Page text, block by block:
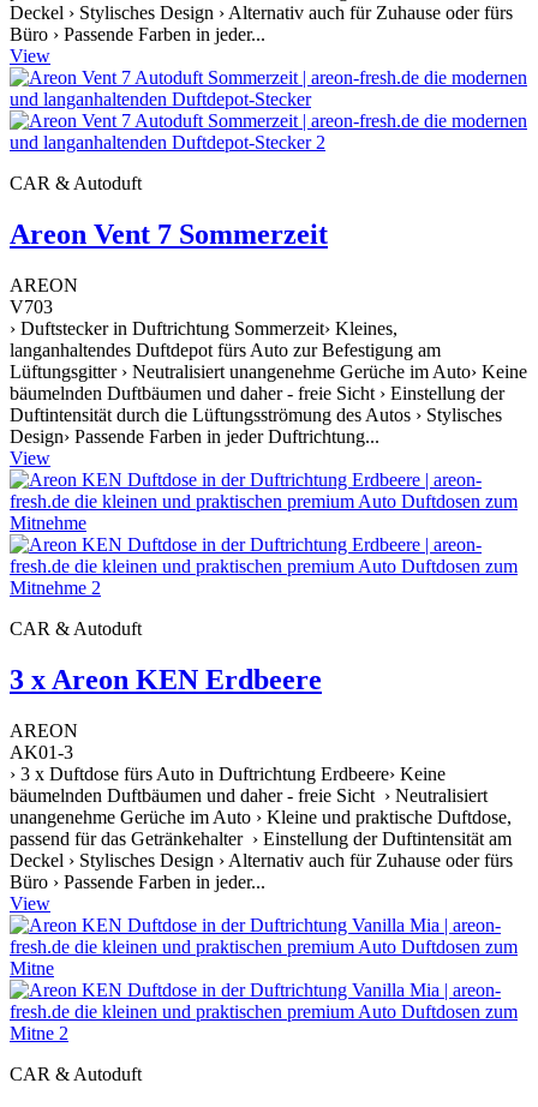
Deckel › Stylisches Design › Alternativ auch für Zuhause oder fürs
Büro › Passende Farben in jeder...
View
CAR & Autoduft
Areon Vent 7 Sommerzeit
AREON
V703
› Duftstecker in Duftrichtung Sommerzeit› Kleines,
langanhaltendes Duftdepot fürs Auto zur Befestigung am
Lüftungsgitter › Neutralisiert unangenehme Gerüche im Auto› Keine
bäumelnden Duftbäumen und daher - freie Sicht › Einstellung der
Duftintensität durch die Lüftungsströmung des Autos › Stylisches
Design› Passende Farben in jeder Duftrichtung...
View
CAR & Autoduft
3 x Areon KEN Erdbeere
AREON
AK01-3
› 3 x Duftdose fürs Auto in Duftrichtung Erdbeere› Keine
bäumelnden Duftbäumen und daher - freie Sicht › Neutralisiert
unangenehme Gerüche im Auto › Kleine und praktische Duftdose,
passend für das Getränkehalter › Einstellung der Duftintensität am
Deckel › Stylisches Design › Alternativ auch für Zuhause oder fürs
Büro › Passende Farben in jeder...
View
CAR & Autoduft